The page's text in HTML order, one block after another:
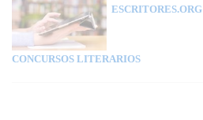
ESCRITORES.ORG
CONCURSOS LITERARIOS